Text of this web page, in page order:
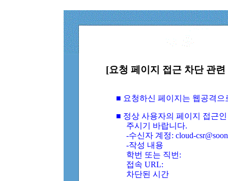
[요청 페이지 접근 차단 관
■ 요청하신 페이지는 웹공격
■ 정상 사용자의 페이지 접근
주시기 바랍니다.
-수신자 계정: cloud-
-작성 내용
학번 또는 직번:
접속 URL:
차단된 시간